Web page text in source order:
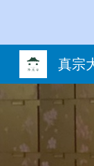
真宗